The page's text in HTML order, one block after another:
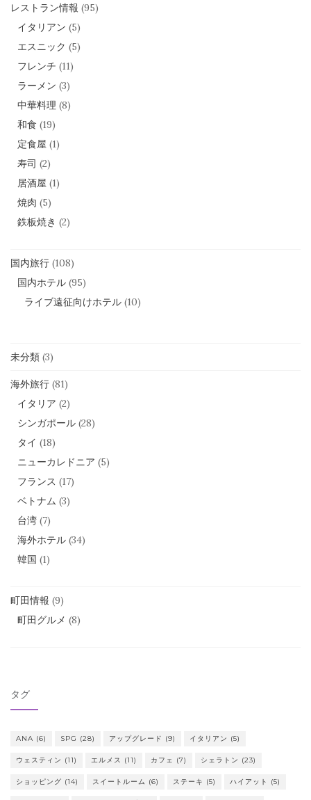
レストラン情報 (95)
イタリアン (5)
エスニック (5)
フレンチ (11)
ラーメン (3)
中華料理 (8)
和食 (19)
定食屋 (1)
寿司 (2)
居酒屋 (1)
焼肉 (5)
鉄板焼き (2)
国内旅行 (108)
国内ホテル (95)
ライブ遠征向けホテル (10)
未分類 (3)
海外旅行 (81)
イタリア (2)
シンガポール (28)
タイ (18)
ニューカレドニア (5)
フランス (17)
ベトナム (3)
台湾 (7)
海外ホテル (34)
韓国 (1)
町田情報 (9)
町田グルメ (8)
タグ
ANA (6) SPG (28) アップグレード (9) イタリアン (5)
ウェスティン (11) エルメス (11) カフェ (7) シェラトン (23)
ショッピング (14) スイートルーム (6) ステーキ (5) ハイアット (5)